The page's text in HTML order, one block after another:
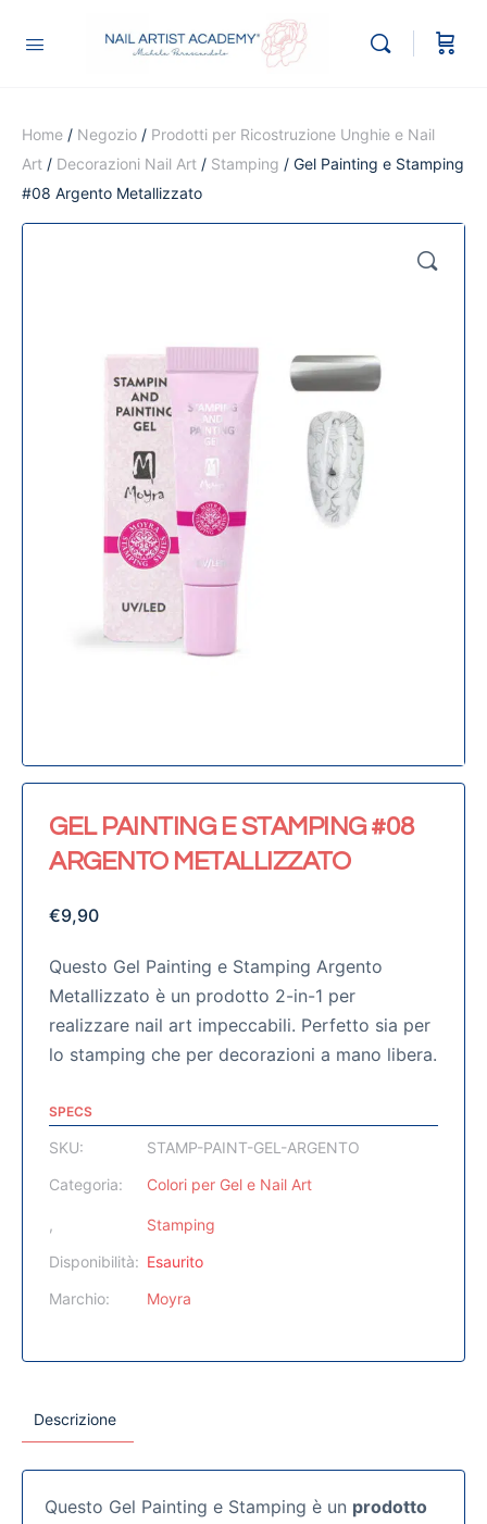
Home / Negozio / Prodotti per Ricostruzione Unghie e Nail
Art / Decorazioni Nail Art / Stamping / Gel Painting e Stamping
#08 Argento Metallizzato
🔍
GEL PAINTING E STAMPING #08
ARGENTO METALLIZZATO
€9,90
Questo Gel Painting e Stamping Argento
Metallizzato è un prodotto 2-in-1 per
realizzare nail art impeccabili. Perfetto sia per
lo stamping che per decorazioni a mano libera.
SPECS
SKU:
STAMP-PAINT-GEL-ARGENTO
Categoria:
Colori per Gel e Nail Art
,
Stamping
Disponibilità: Esaurito
Marchio:
Moyra
Descrizione
Questo Gel Painting e Stamping è un prodotto